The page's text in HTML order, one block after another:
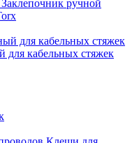
Заклепочник ручной
кабельных стяжек